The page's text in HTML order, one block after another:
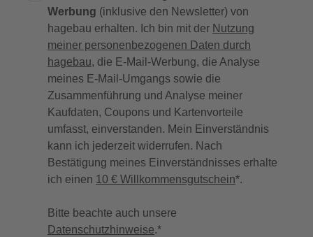
Werbung (inklusive den Newsletter) von
hagebau erhalten. Ich bin mit der Nutzung
meiner personenbezogenen Daten durch
hagebau, die E-Mail-Werbung, die Analyse
meines E-Mail-Umgangs sowie die
Zusammenführung und Analyse meiner
Kaufdaten, Coupons und Kartenvorteile
umfasst, einverstanden. Mein Einverständnis
kann ich jederzeit widerrufen. Nach
Bestätigung meines Einverständnisses erhalte
ich einen 10 € Willkommensgutschein*.
Bitte beachte auch unsere
Datenschutzhinweise.